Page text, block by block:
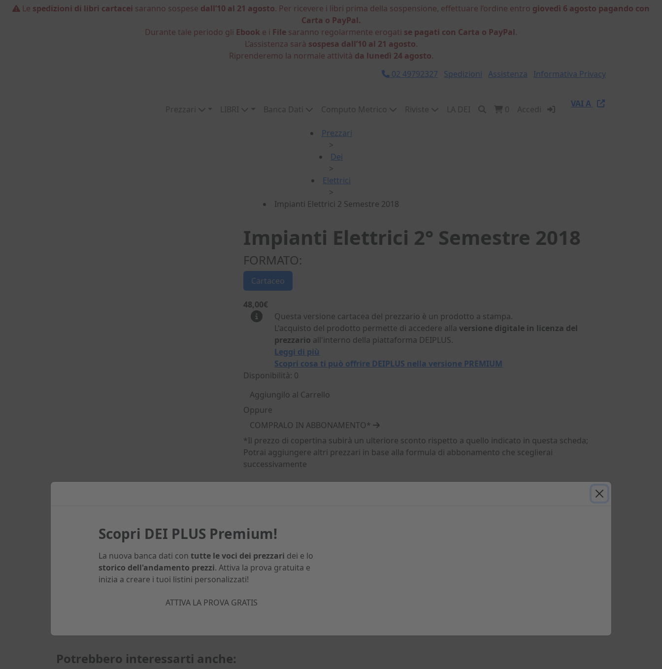
Le spedizioni di libri cartacei saranno sospese dall’10 al 21 agosto. Per ricevere i libri prima della sospensione, effettuare l’ordine entro giovedì 6 agosto pagando con
Carta o PayPal.
Durante tale periodo gli Ebook e i File saranno regolarmente erogati se pagati con Carta o PayPal.
L’assistenza sarà sospesa dall’10 al 21 agosto.
Riprenderemo la normale attività da lunedì 24 agosto.
02 49792327
Spedizioni Assistenza Informativa Privacy
Prezzari LIBRI Banca Dati Computo Metrico Riviste LA DEI 0 Accedi
VAI A
Prezzari
>
Dei
>
Elettrici
>
Impianti Elettrici 2 Semestre 2018
Impianti Elettrici 2° Semestre 2018
FORMATO:
Cartaceo
48,00€
Questa versione cartacea del prezzario è un prodotto a stampa.
L'acquisto del prodotto permette di accedere allaversione digitale in licenza del
prezzario all'interno della piattaforma DEIPLUS.
Leggi di più
Scopri cosa ti può offrire DEIPLUS nella versione PREMIUM
Disponibilità: 0
Aggiungilo al Carrello
Oppure
COMPRALO IN ABBONAMENTO*
*Il prezzo di copertina subirà un ulteriore sconto rispetto a quello indicato in questa scheda;
Potrai aggiungere altri prezzari in base alla formula di abbonamento che sceglierai
successivamente
Dettagli
ISBN-13 CARTACEO
9788849698121
ANNO DI USCITA
Potrebbero interessarti anche:
Scopri DEI PLUS Premium!
La nuova banca dati con tutte le voci dei prezzari dei e lo
storico dell'andamento prezzi. Attiva la prova gratuita e
inizia a creare i tuoi listini personalizzati!
ATTIVA LA PROVA GRATIS